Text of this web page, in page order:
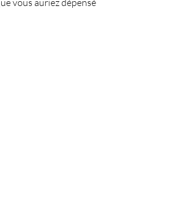
vous auriez dépensé